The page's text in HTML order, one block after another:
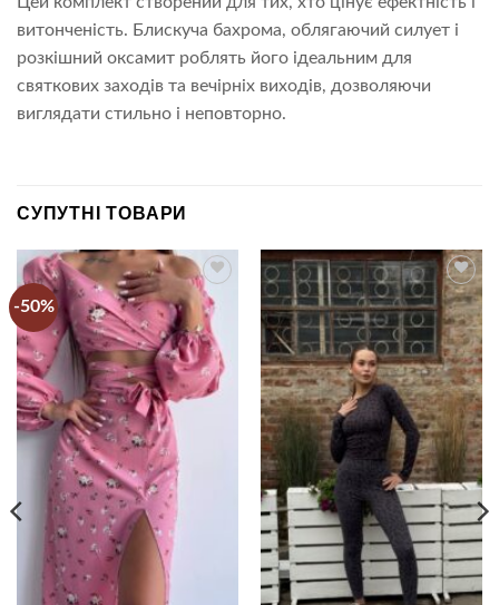
витонченість. Блискуча бахрома, облягаючий силует і
розкішний оксамит роблять його ідеальним для
святкових заходів та вечірніх виходів, дозволяючи
виглядати стильно і неповторно.
СУПУТНІ ТОВАРИ
-50%